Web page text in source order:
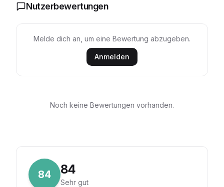
Nutzerbewertungen
Melde dich an, um eine Bewertung abzugeben.
Anmelden
Noch keine Bewertungen vorhanden.
84 84
Sehr gut